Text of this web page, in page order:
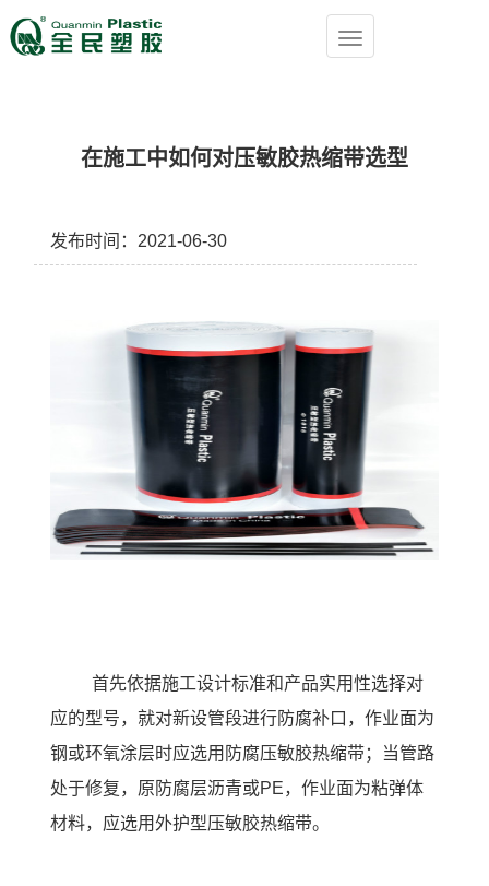
在施工中如何对压敏胶热缩带选型
发布时间：2021-06-30
首先依据施工设计标准和产品实用性选择对
应的型号，就对新设管段进行防腐补口，作业面为
钢或环氧涂层时应选用防腐压敏胶热缩带；当管路
处于修复，原防腐层沥青或PE，作业面为粘弹体
材料，应选用外护型压敏胶热缩带。